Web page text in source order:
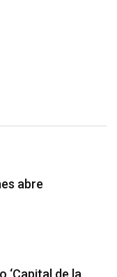
abre
‘Capital de la